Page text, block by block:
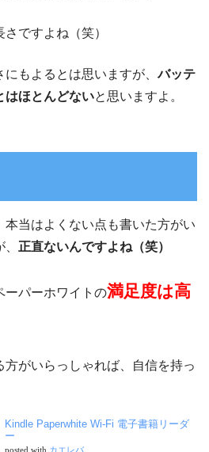
ですよね（笑）
にもよるとは思いますが、バッテ
はほとんどないと思いますよ。
本当はよくない点も書いた方がい
正直ないんですよね（笑）
ーパーホワイトの満足度は高
方がいらっしゃれば、自信を持っ
Kindle Paperwhite Wi-Fi 電子書籍リーダ
ー
posted with カエレバ